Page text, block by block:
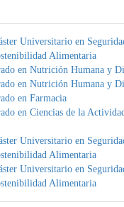
Universitario en
Alimentaria
en Nutrición Humana y
en Nutrición Humana y
en Farmacia
en Ciencias de la
Universitario en
Alimentaria
Universitario en
Alimentaria